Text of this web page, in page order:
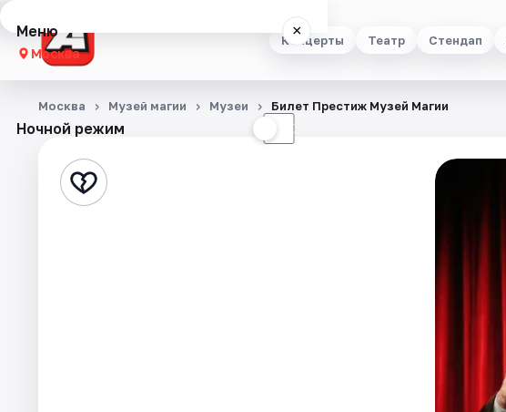
Концерты Театр Стендап
Меню ×
Москва
Концерты
Стендап
Ночной режим ☾
Москва Музей магии Музеи Билет Престиж Музей Магии